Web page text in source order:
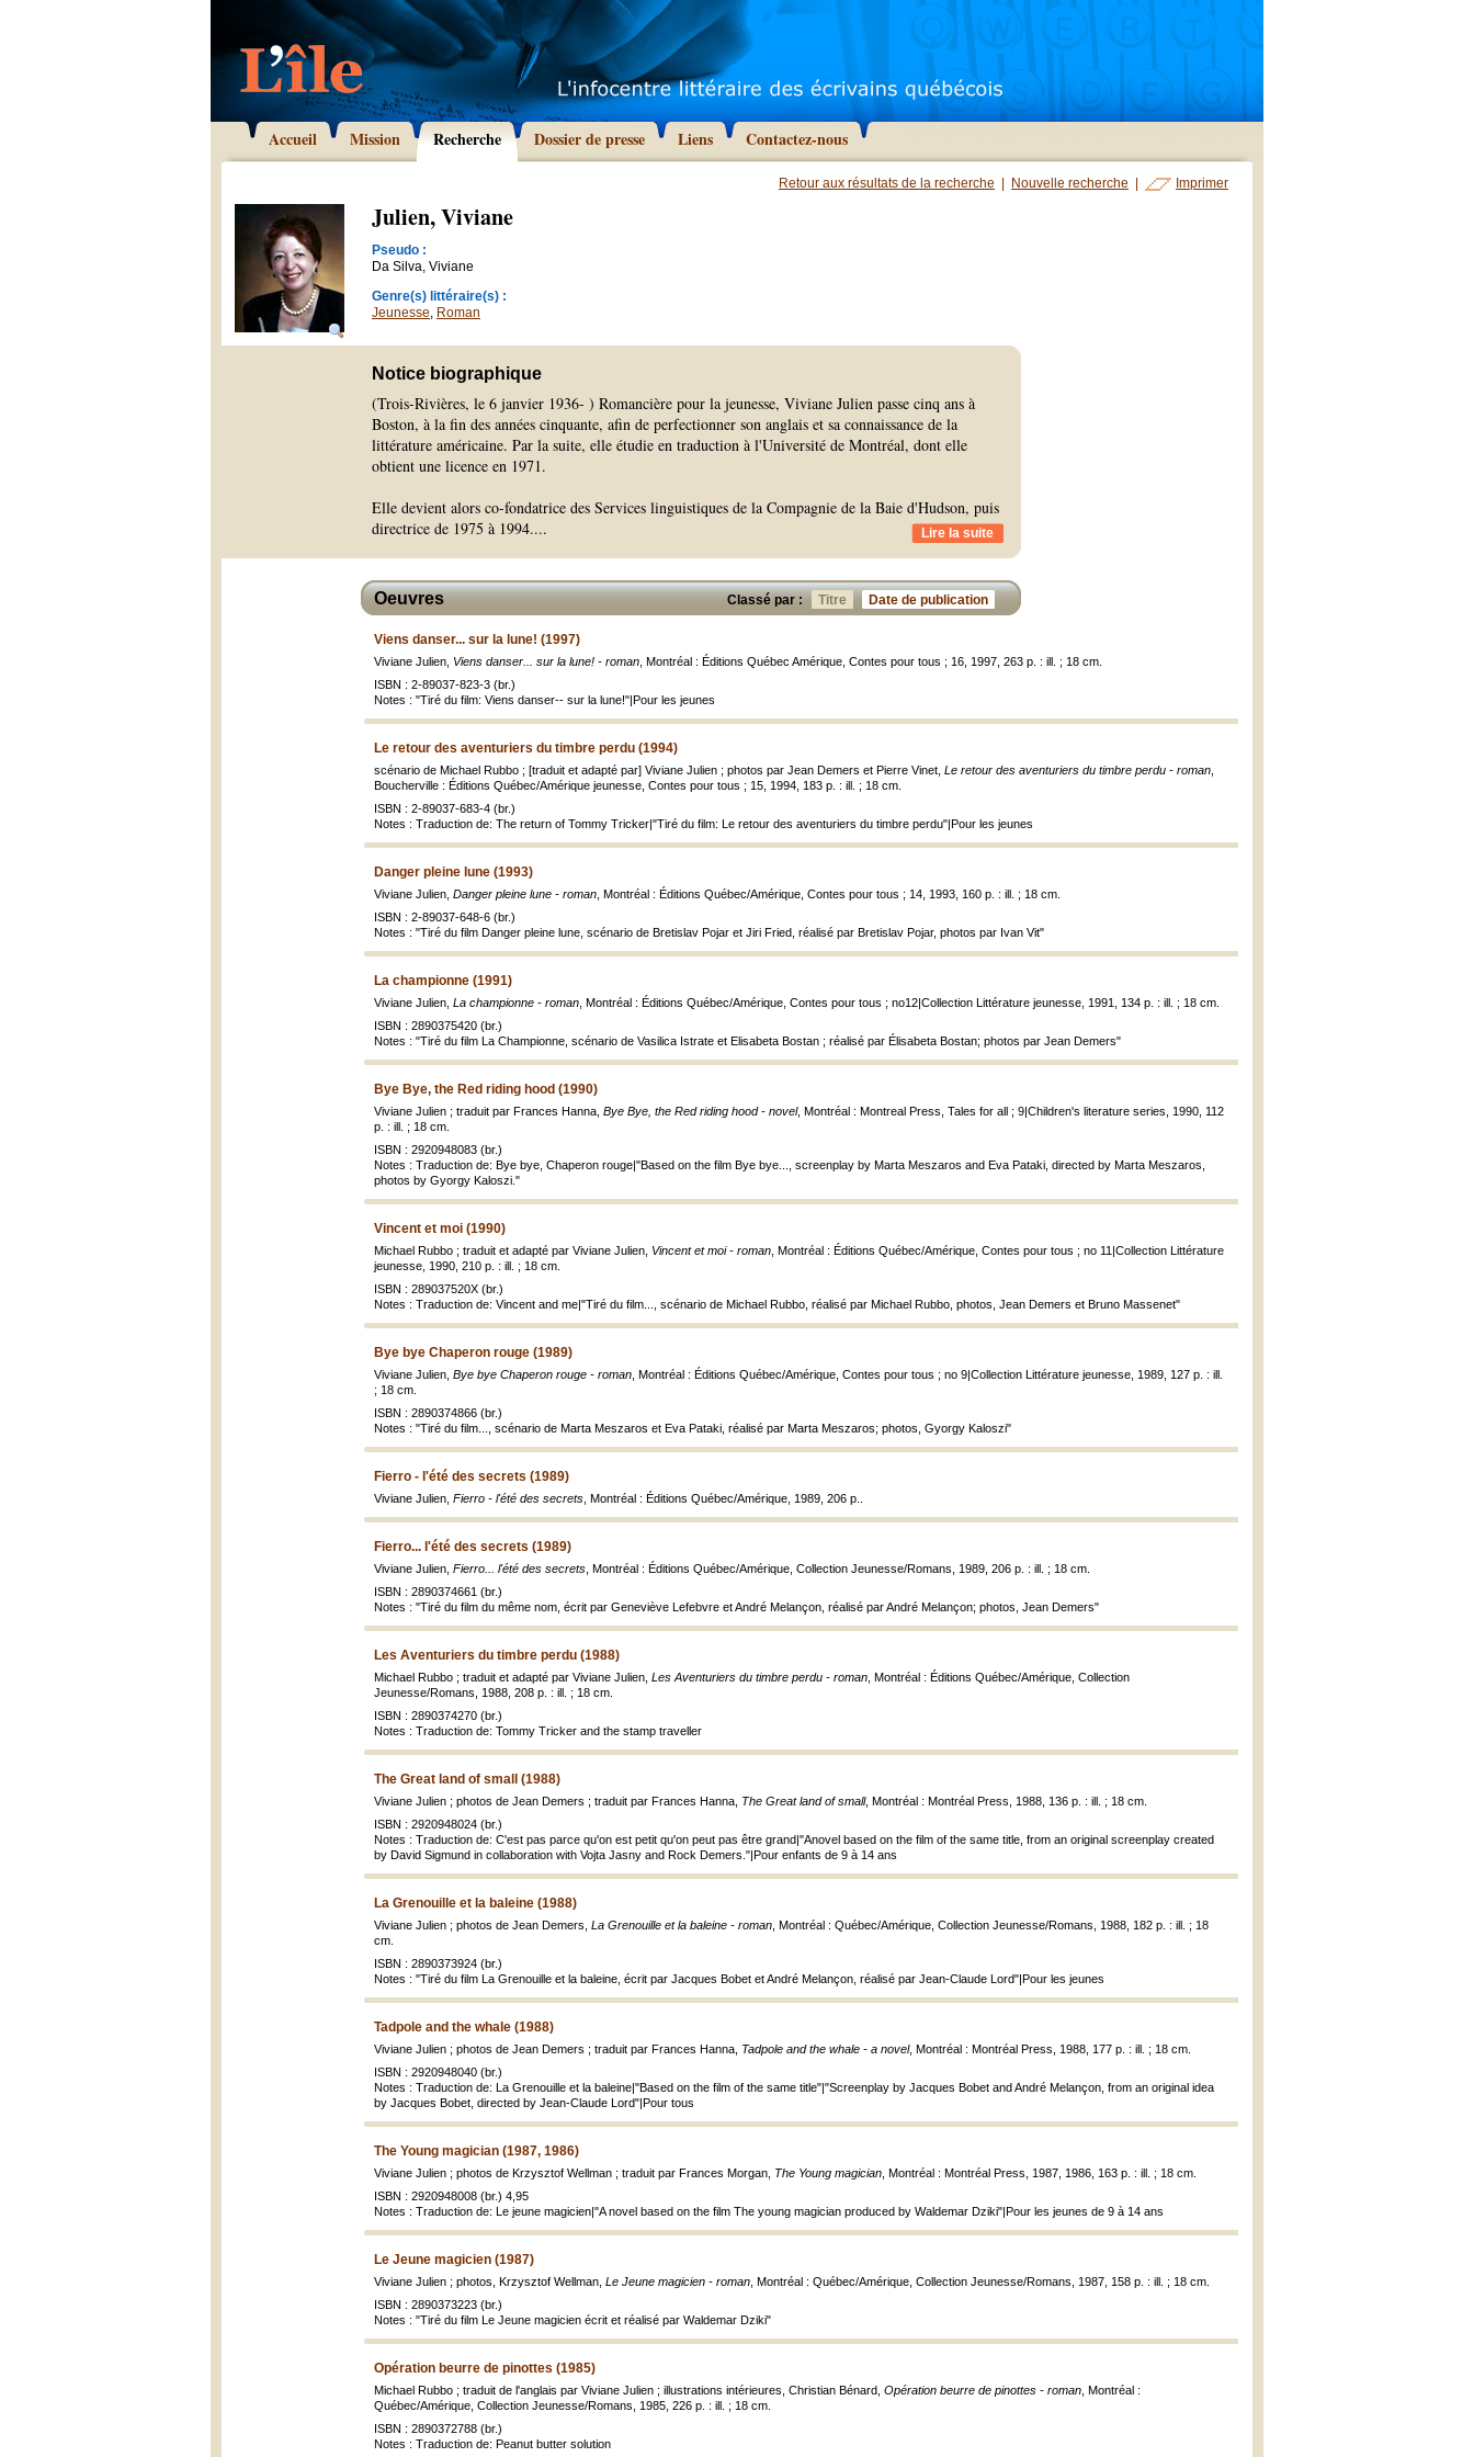
Accueil Mission Recherche Dossier de presse Liens Contactez-nous
Retour aux résultats de la recherche Nouvelle recherche Imprimer
Julien, Viviane
Pseudo :
Da Silva, Viviane
Genre(s) littéraire(s) :
Jeunesse, Roman
Notice biographique
(Trois-Rivières, le 6 janvier 1936- ) Romancière pour la jeunesse, Viviane Julien passe cinq ans à
Boston, à la fin des années cinquante, afin de perfectionner son anglais et sa connaissance de la
littérature américaine. Par la suite, elle étudie en traduction à l'Université de Montréal, dont elle
obtient une licence en 1971.
Elle devient alors co-fondatrice des Services linguistiques de la Compagnie de la Baie d'Hudson, puis
directrice de 1975 à 1994.... Lire la suite
Classé par : Titre Date de publication
Oeuvres
Viens danser... sur la lune! (1997)
Viviane Julien, Viens danser... sur la lune! - roman , Montréal : Éditions Québec Amérique, Contes pour tous ; 16, 1997, 263 p. : ill. ; 18 cm.
ISBN : 2-89037-823-3 (br.)
Notes : "Tiré du film: Viens danser-- sur la lune!"|Pour les jeunes
Le retour des aventuriers du timbre perdu (1994)
scénario de Michael Rubbo ; [traduit et adapté par] Viviane Julien ; photos par Jean Demers et Pierre Vinet, Le retour des aventuriers du timbre perdu - roman
Boucherville : Éditions Québec/Amérique jeunesse, Contes pour tous ; 15, 1994, 183 p. : ill. ; 18 cm.
ISBN : 2-89037-683-4 (br.)
Notes : Traduction de: The return of Tommy Tricker|"Tiré du film: Le retour des aventuriers du timbre perdu"|Pour les jeunes
Danger pleine lune (1993)
Viviane Julien, Danger pleine lune - roman , Montréal : Éditions Québec/Amérique, Contes pour tous ; 14, 1993, 160 p. : ill. ; 18 cm.
ISBN : 2-89037-648-6 (br.)
Notes : "Tiré du film Danger pleine lune, scénario de Bretislav Pojar et Jiri Fried, réalisé par Bretislav Pojar, photos par Ivan Vit"
La championne (1991)
Viviane Julien, La championne - roman , Montréal : Éditions Québec/Amérique, Contes pour tous ; no12|Collection Littérature jeunesse, 1991, 134 p. : ill. ; 18 cm.
ISBN : 2890375420 (br.)
Notes : "Tiré du film La Championne, scénario de Vasilica Istrate et Elisabeta Bostan ; réalisé par Élisabeta Bostan; photos par Jean Demers"
Bye Bye, the Red riding hood (1990)
Viviane Julien ; traduit par Frances Hanna, Bye Bye, the Red riding hood - novel, Montréal : Montreal Press, Tales for all ; 9|Children's literature series, 1990, 112
p. : ill. ; 18 cm.
ISBN : 2920948083 (br.)
Notes : Traduction de: Bye bye, Chaperon rouge|"Based on the film Bye bye..., screenplay by Marta Meszaros and Eva Pataki, directed by Marta Meszaros,
photos by Gyorgy Kaloszi."
Vincent et moi (1990)
Michael Rubbo ; traduit et adapté par Viviane Julien, Vincent et moi - roman , Montréal : Éditions Québec/Amérique, Contes pour tous ; no 11|Collection Littérature
jeunesse, 1990, 210 p. : ill. ; 18 cm.
ISBN : 289037520X (br.)
Notes : Traduction de: Vincent and me|"Tiré du film..., scénario de Michael Rubbo, réalisé par Michael Rubbo, photos, Jean Demers et Bruno Massenet"
Bye bye Chaperon rouge (1989)
Viviane Julien, Bye bye Chaperon rouge - roman , Montréal : Éditions Québec/Amérique, Contes pour tous ; no 9|Collection Littérature jeunesse, 1989, 127 p. : ill.
; 18 cm.
ISBN : 2890374866 (br.)
Notes : "Tiré du film..., scénario de Marta Meszaros et Eva Pataki, réalisé par Marta Meszaros; photos, Gyorgy Kaloszi"
Fierro - l'été des secrets (1989)
Viviane Julien, Fierro - l'été des secrets , Montréal : Éditions Québec/Amérique, 1989, 206 p..
Fierro... l'été des secrets (1989)
Viviane Julien, Fierro... l'été des secrets , Montréal : Éditions Québec/Amérique, Collection Jeunesse/Romans, 1989, 206 p. : ill. ; 18 cm.
ISBN : 2890374661 (br.)
Notes : "Tiré du film du même nom, écrit par Geneviève Lefebvre et André Melançon, réalisé par André Melançon; photos, Jean Demers"
Les Aventuriers du timbre perdu (1988)
Michael Rubbo ; traduit et adapté par Viviane Julien, Les Aventuriers du timbre perdu - roman , Montréal : Éditions Québec/Amérique, Collection
Jeunesse/Romans, 1988, 208 p. : ill. ; 18 cm.
ISBN : 2890374270 (br.)
Notes : Traduction de: Tommy Tricker and the stamp traveller
The Great land of small (1988)
Viviane Julien ; photos de Jean Demers ; traduit par Frances Hanna, The Great land of small, Montréal : Montréal Press, 1988, 136 p. : ill. ; 18 cm.
ISBN : 2920948024 (br.)
Notes : Traduction de: C'est pas parce qu'on est petit qu'on peut pas être grand|"Anovel based on the film of the same title, from an original screenplay created
by David Sigmund in collaboration with Vojta Jasny and Rock Demers."|Pour enfants de 9 à 14 ans
La Grenouille et la baleine (1988)
Viviane Julien ; photos de Jean Demers, La Grenouille et la baleine - roman , Montréal : Québec/Amérique, Collection Jeunesse/Romans, 1988, 182 p. : ill. ; 18
cm.
ISBN : 2890373924 (br.)
Notes : "Tiré du film La Grenouille et la baleine, écrit par Jacques Bobet et André Melançon, réalisé par Jean-Claude Lord"|Pour les jeunes
Tadpole and the whale (1988)
Viviane Julien ; photos de Jean Demers ; traduit par Frances Hanna, Tadpole and the whale - a novel, Montréal : Montréal Press, 1988, 177 p. : ill. ; 18 cm.
ISBN : 2920948040 (br.)
Notes : Traduction de: La Grenouille et la baleine|"Based on the film of the same title"|"Screenplay by Jacques Bobet and André Melançon, from an original idea
by Jacques Bobet, directed by Jean-Claude Lord"|Pour tous
The Young magician (1987, 1986)
Viviane Julien ; photos de Krzysztof Wellman ; traduit par Frances Morgan, The Young magician , Montréal : Montréal Press, 1987, 1986, 163 p. : ill. ; 18 cm.
ISBN : 2920948008 (br.) 4,95
Notes : Traduction de: Le jeune magicien|"A novel based on the film The young magician produced by Waldemar Dziki"|Pour les jeunes de 9 à 14 ans
Le Jeune magicien (1987)
Viviane Julien ; photos, Krzysztof Wellman, Le Jeune magicien - roman , Montréal : Québec/Amérique, Collection Jeunesse/Romans, 1987, 158 p. : ill. ; 18 cm.
ISBN : 2890373223 (br.)
Notes : "Tiré du film Le Jeune magicien écrit et réalisé par Waldemar Dziki"
Opération beurre de pinottes (1985)
Michael Rubbo ; traduit de l'anglais par Viviane Julien ; illustrations intérieures, Christian Bénard, Opération beurre de pinottes - roman , Montréal :
Québec/Amérique, Collection Jeunesse/Romans, 1985, 226 p. : ill. ; 18 cm.
ISBN : 2890372788 (br.)
Notes : Traduction de: Peanut butter solution